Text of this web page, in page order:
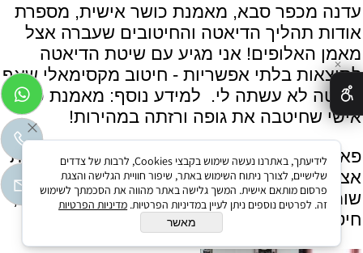
עדנה מכפר סבא, מאמנת כושר אישית, מספרת
אודות תהליך הדיאטה והחיטובים שעברה אצל
מאמן האלופים! אני מגיע עם שיטת הדיאטה
לתוצאות בלתי אפשריות - חיטוב מקסימאלי שאף
דיאטה לא עשתה לי. למידע נוסף: מאמנת כושר
אישי שחיטבה את גופה ורזתה במהירות!
פאני מפרו, שיטה הרזיה מעולה ומצויינת, לפחות
אצלי פועלת בצורה מעולה. ירדתי ממעל 32%
שומן ל- 20% שומן. למידע נוסף:
דיאטה מהירה,
חיטוב שיא Diet
✕
לידיעתך, באתרנו נעשה שימוש בקבצי Cookies, לרבות של צדדים
שלישיים, לצורך ניתוח השימוש באתר, שיפור חוויית הגלישה והצגת
פרסום מותאם אישית. המשך גלישה באתר מהווה את הסכמתך לשימוש
זה. לפרטים נוספים ניתן לעיין במדיניות הפרטיות. מדיניות הפרטיות
מאשר